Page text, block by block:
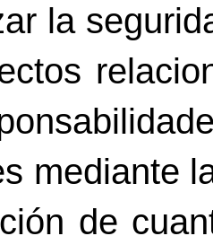
la
mediante
de